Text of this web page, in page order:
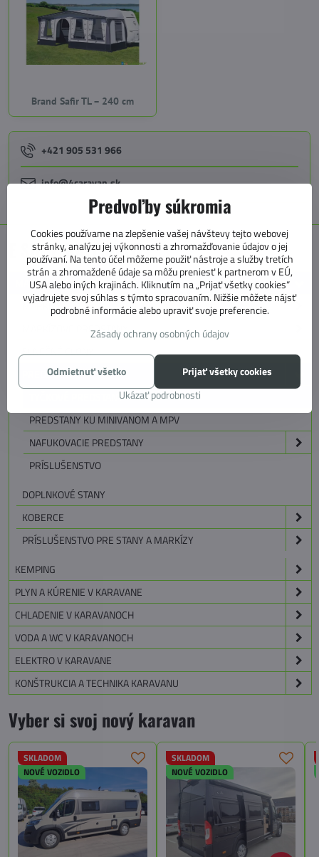
Brand Safir TL – 240 cm
+421 905 531 966
info@4caravan.sk
E SHOP KATEGÓRIE
MARKÍZY, PREDSTANY, KOBERCE
MARKÍZY
MARKÍZOVE PREDSTANY
SLNEČNÉ CLONY
PREDSTANY
TYČKOVÉ PREDSTANY
PREDSTANY KU MINIVANOM A MPV
NAFUKOVACIE PREDSTANY
PRÍSLUŠENSTVO
DOPLNKOVÉ STANY
KOBERCE
PRÍSLUŠENSTVO PRE STANY A MARKÍZY
KEMPING
PLYN A KÚRENIE V KARAVANE
CHLADENIE V KARAVANOCH
VODA A WC V KARAVANOCH
ELEKTRO V KARAVANE
KONŠTRUKCIA A TECHNIKA KARAVANU
Vyber si svoj nový karavan
SKLADOM
NOVÉ VOZIDLO
SKLADOM
NOVÉ VOZIDLO
Predvoľby súkromia
Cookies používame na zlepšenie vašej návštevy tejto webovej
stránky, analýzu jej výkonnosti a zhromažďovanie údajov o jej
používaní. Na tento účel môžeme použiť nástroje a služby tretích
strán a zhromaždené údaje sa môžu preniesť k partnerom v EÚ,
USA alebo iných krajinách. Kliknutím na „Prijať všetky cookies“
vyjadrujete svoj súhlas s týmto spracovaním. Nižšie môžete nájsť
podrobné informácie alebo upraviť svoje preferencie.
Zásady ochrany osobných údajov
Ukázať podrobnosti
Prijať všetky cookies
Odmietnuť všetko